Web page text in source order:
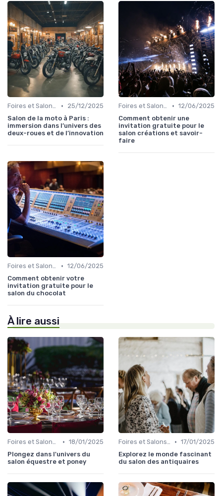
Foires et Salons Grand Public •
25/12/2025
Salon de la moto à Paris :
immersion dans l’univers des
deux-roues et de l’innovation
Foires et Salons Grand Public • 12/06/2025
Comment obtenir une
invitation gratuite pour le
salon créations et savoir-
faire
Foires et Salons Grand Public • 12/06/2025
Comment obtenir votre
invitation gratuite pour le
salon du chocolat
À lire aussi
Foires et Salons Grand Public • 18/01/2025
Plongez dans l'univers du
salon équestre et poney
Foires et Salons Grand Public • 17/01/2025
Explorez le monde fascinant
du salon des antiquaires